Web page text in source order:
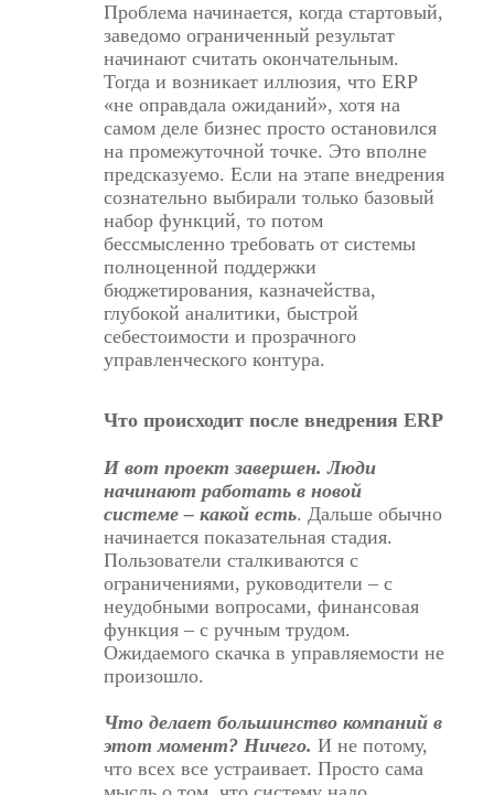
Проблема начинается, когда стартовый,
заведомо ограниченный результат
начинают считать окончательным.
Тогда и возникает иллюзия, что ERP
«не оправдала ожиданий», хотя на
самом деле бизнес просто остановился
на промежуточной точке. Это вполне
предсказуемо. Если на этапе внедрения
сознательно выбирали только базовый
набор функций, то потом
бессмысленно требовать от системы
полноценной поддержки
бюджетирования, казначейства,
глубокой аналитики, быстрой
себестоимости и прозрачного
управленческого контура.
Что происходит после внедрения ERP
И вот проект завершен. Люди
начинают работать в новой
системе– какой есть. Дальше обычно
начинается показательная стадия.
Пользователи сталкиваются с
ограничениями, руководители – с
неудобными вопросами, финансовая
функция – с ручным трудом.
Ожидаемого скачка в управляемости не
произошло.
Что делает большинство компаний в
этот момент? Ничего. И не потому,
что всех все устраивает. Просто сама